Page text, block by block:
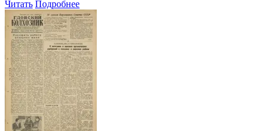
Читать Подробнее